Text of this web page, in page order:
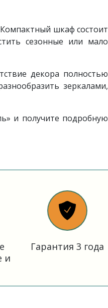
шкаф состоит
сезонные или мало
декора полностью
зеркалами,
и получите подробную
и
Гарантия 3 года